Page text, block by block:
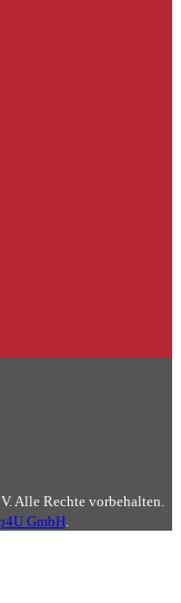
Alle Rechte vorbehalten.
GmbH.